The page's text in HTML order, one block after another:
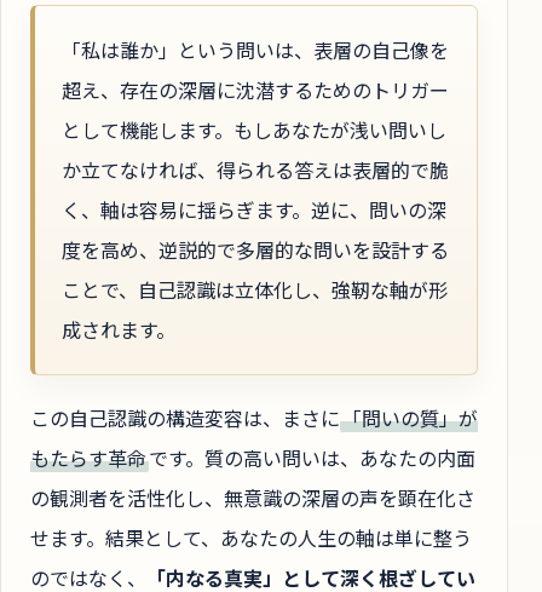
「私は誰か」という問いは、表層の自己像を
超え、存在の深層に沈潜するためのトリガー
として機能します。もしあなたが浅い問いし
か立てなければ、得られる答えは表層的で脆
く、軸は容易に揺らぎます。逆に、問いの深
度を高め、逆説的で多層的な問いを設計する
ことで、自己認識は立体化し、強靭な軸が形
成されます。
この自己認識の構造変容は、まさに「問いの質」が
もたらす革命です。質の高い問いは、あなたの内面
の観測者を活性化し、無意識の深層の声を顕在化さ
せます。結果として、あなたの人生の軸は単に整う
のではなく、
「内なる真実」として深く根ざしてい